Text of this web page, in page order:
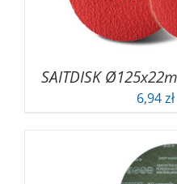
SAITDISK
6,94zł